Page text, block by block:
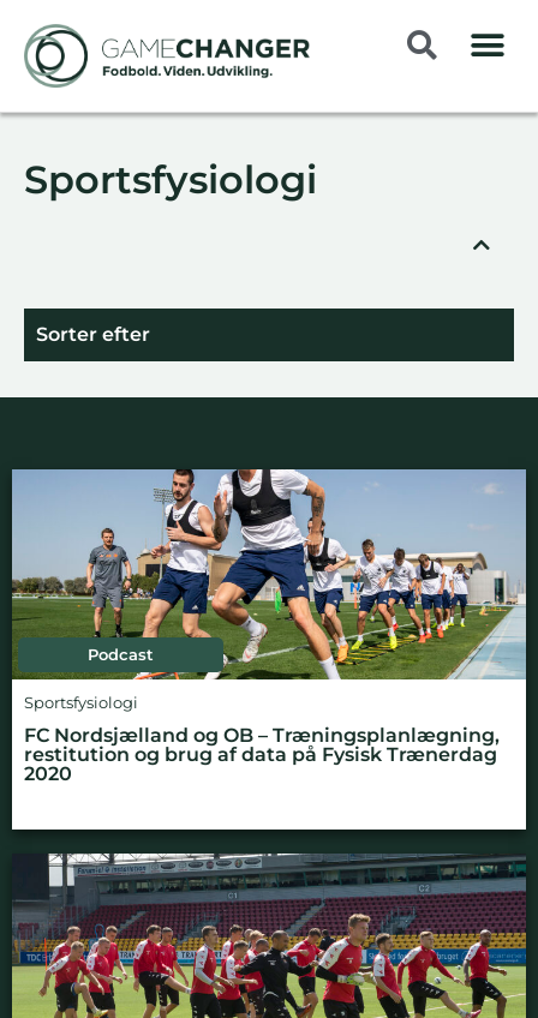
Sportsfysiologi
Sorter efter
Podcast
Sportsfysiologi
FC Nordsjælland og OB – Træningsplanlægning,
restitution og brug af data på Fysisk Trænerdag
2020